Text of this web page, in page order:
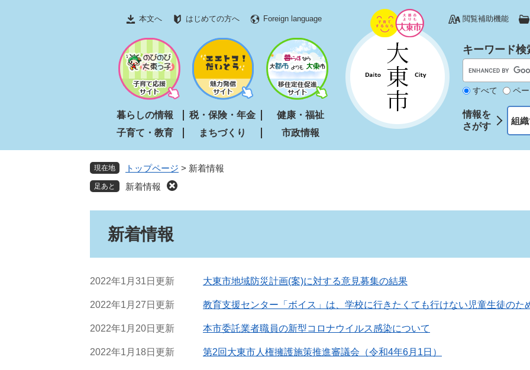
文
本文へ はじめての方へ Foreign language 閲覧補助機能
暮らしの情報 税・保険・年金
健康・福祉
子育て・教育
まちづくり 市政情報
キーワード検
すべて ペ
情報を
さがす
組
現在地 トップページ > 新着情報
新着情報
新着情報
2022年1月31日更新 大東市地域防災計画(案)に対する意見募集の結果
2022年1月27日更新 教育支援センター「ボイス」は、学校に行きたくても行けない児童生徒のた
2022年1月20日更新 本市委託業者職員の新型コロナウイルス感染について
2022年1月18日更新 第2回大東市人権擁護施策推進審議会（令和4年6月1日）